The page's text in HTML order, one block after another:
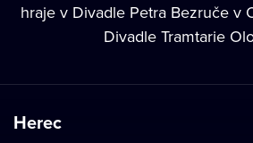
hraje v Divadle Petra Bezruče v
Divadle Tramtarie
Herec